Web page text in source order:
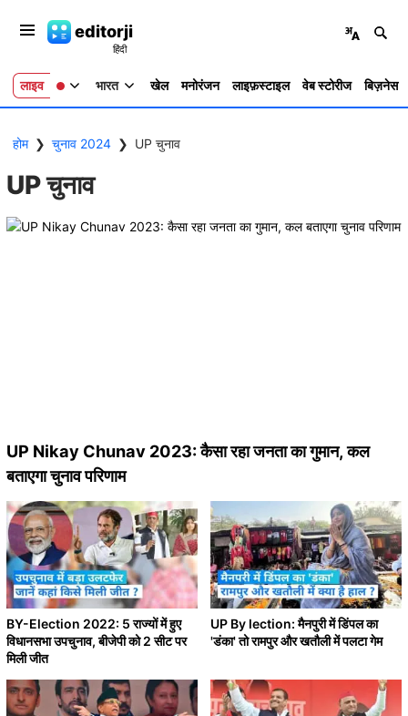
editorji
लाइव भारत खेल मनोरंजन लाइफ़स्टाइल वेब स्टोरीज बिज़नेस
होम ❯ चुनाव 2024 ❯ UP चुनाव
UP चुनाव
UP Nikay Chunav 2023: कैसा रहा जनता का गुमान, कल
बताएगा चुनाव परिणाम
BY-Election 2022: 5 राज्यों में हुए
विधानसभा उपचुनाव, बीजेपी को 2 सीट पर
मिली जीत
UP By lection: मैनपुरी में डिंपल का
'डंका' तो रामपुर और खतौली में पलटा गेम